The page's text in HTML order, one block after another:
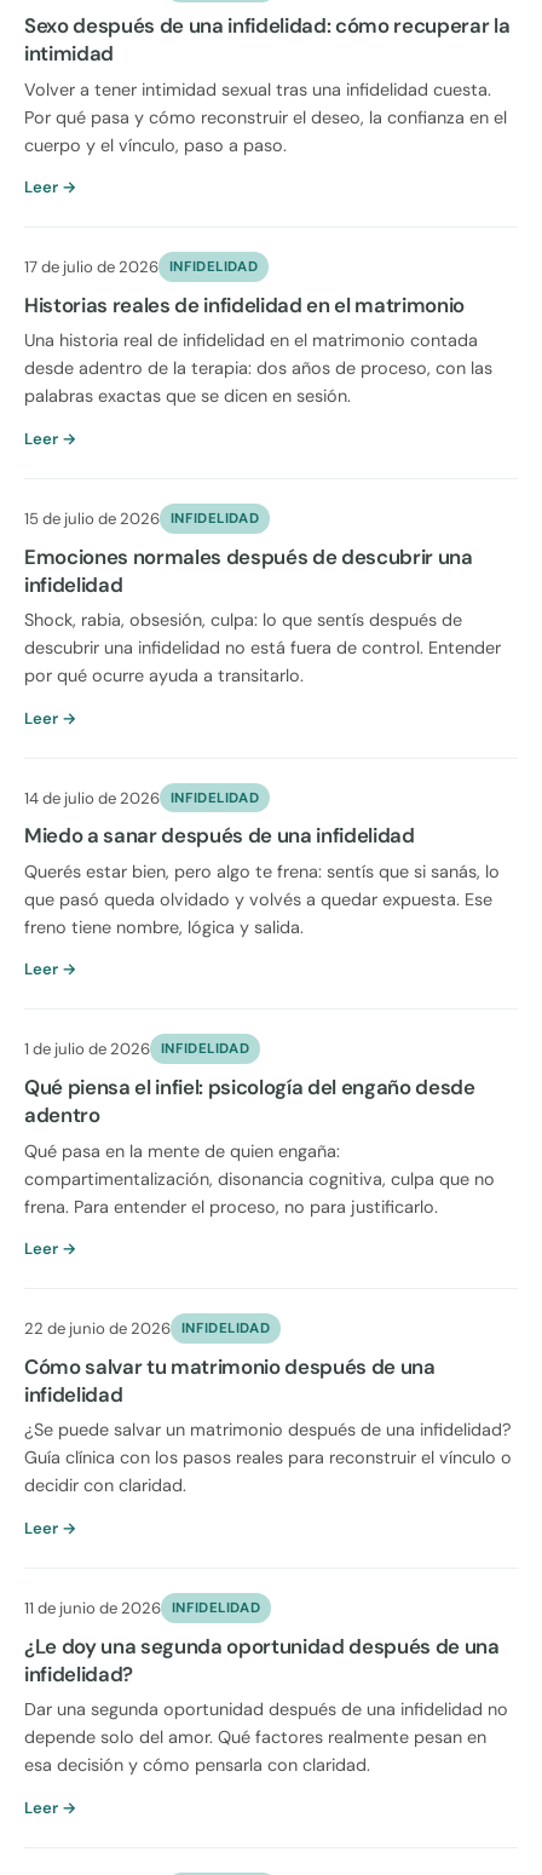
Sexo después de una infidelidad: cómo recuperar la
intimidad
Volver a tener intimidad sexual tras una infidelidad cuesta.
Por qué pasa y cómo reconstruir el deseo, la confianza en el
cuerpo y el vínculo, paso a paso.
Leer →
17 de julio de 2026 INFIDELIDAD
Historias reales de infidelidad en el matrimonio
Una historia real de infidelidad en el matrimonio contada
desde adentro de la terapia: dos años de proceso, con las
palabras exactas que se dicen en sesión.
Leer →
15 de julio de 2026 INFIDELIDAD
Emociones normales después de descubrir una
infidelidad
Shock, rabia, obsesión, culpa: lo que sentís después de
descubrir una infidelidad no está fuera de control. Entender
por qué ocurre ayuda a transitarlo.
Leer →
14 de julio de 2026 INFIDELIDAD
Miedo a sanar después de una infidelidad
Querés estar bien, pero algo te frena: sentís que si sanás, lo
que pasó queda olvidado y volvés a quedar expuesta. Ese
freno tiene nombre, lógica y salida.
Leer →
1 de julio de 2026 INFIDELIDAD
Qué piensa el infiel: psicología del engaño desde
adentro
Qué pasa en la mente de quien engaña:
compartimentalización, disonancia cognitiva, culpa que no
frena. Para entender el proceso, no para justificarlo.
Leer →
22 de junio de 2026 INFIDELIDAD
Cómo salvar tu matrimonio después de una
infidelidad
¿Se puede salvar un matrimonio después de una infidelidad?
Guía clínica con los pasos reales para reconstruir el vínculo o
decidir con claridad.
Leer →
11 de junio de 2026 INFIDELIDAD
¿Le doy una segunda oportunidad después de una
infidelidad?
Dar una segunda oportunidad después de una infidelidad no
depende solo del amor. Qué factores realmente pesan en
esa decisión y cómo pensarla con claridad.
Leer →